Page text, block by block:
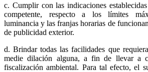
c. Cumplir con las indicaciones
competente, respecto a los límites
luminancia y las franjas horarias de
de publicidad exterior.
d. Brindar todas las facilidades que
medie dilación alguna, a fin de llevar a
fiscalización ambiental. Para tal efecto, el